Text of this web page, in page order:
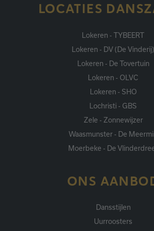
LOCATIES
Lokeren - TYBEERT
Lokeren - DV (De Vinderij)
Lokeren - De Tovertuin
Lokeren - OLVC
Lokeren - SHO
Lochristi - GBS
Zele - Zonnewijzer
Waasmunster - De
Moerbeke - De
ONS
Dansstijlen
Uurroosters